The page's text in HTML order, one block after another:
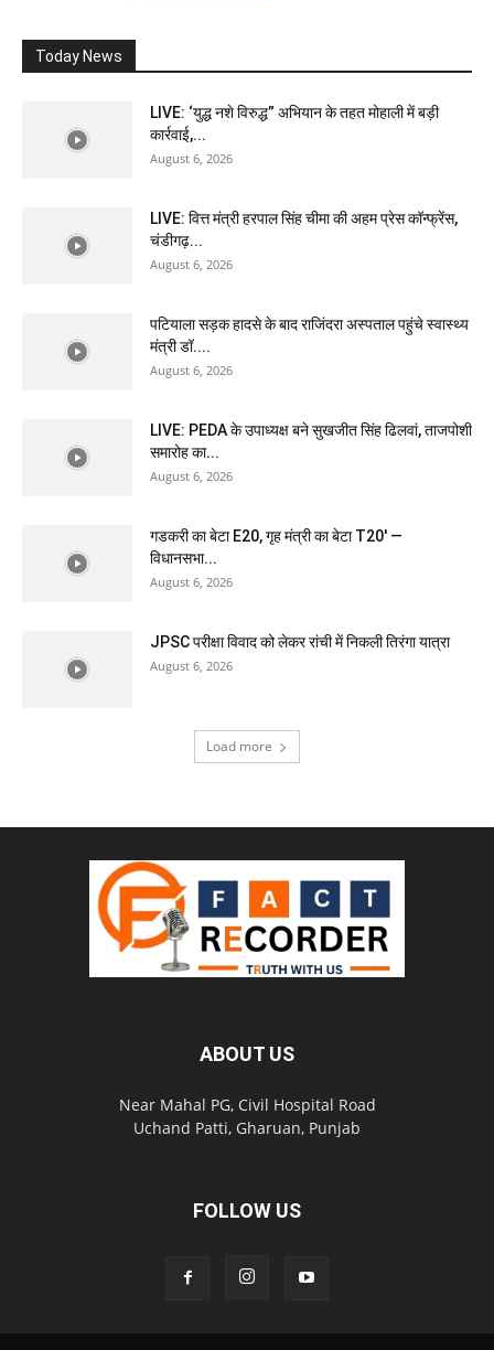
Today News
LIVE: ‘युद्ध नशे विरुद्ध” अभियान के तहत मोहाली में बड़ी
कार्रवाई,...
August 6, 2026
LIVE: वित्त मंत्री हरपाल सिंह चीमा की अहम प्रेस कॉन्फ्रेंस,
चंडीगढ़...
August 6, 2026
पटियाला सड़क हादसे के बाद राजिंदरा अस्पताल पहुंचे स्वास्थ्य
मंत्री डॉ....
August 6, 2026
LIVE: PEDA के उपाध्यक्ष बने सुखजीत सिंह ढिलवां, ताजपोशी
समारोह का...
August 6, 2026
गडकरी का बेटा E20, गृह मंत्री का बेटा T20′ —
विधानसभा...
August 6, 2026
JPSC परीक्षा विवाद को लेकर रांची में निकली तिरंगा यात्रा
August 6, 2026
Load more
ABOUT US
Near Mahal PG, Civil Hospital Road
Uchand Patti, Gharuan, Punjab
FOLLOW US